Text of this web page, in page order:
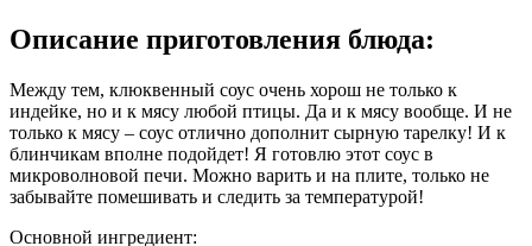
Описание приготовления блюда:
Между тем, клюквенный соус очень хорош не только к
индейке, но и к мясу любой птицы. Да и к мясу вообще. И не
только к мясу – соус отлично дополнит сырную тарелку! И к
блинчикам вполне подойдет! Я готовлю этот соус в
микроволновой печи. Можно варить и на плите, только не
забывайте помешивать и следить за температурой!
Основной ингредиент: